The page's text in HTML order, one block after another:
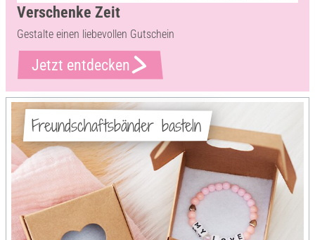
Verschenke Zeit
Gestalte einen liebevollen Gutschein
Jetzt entdecken
Freundschaftsbänder basteln